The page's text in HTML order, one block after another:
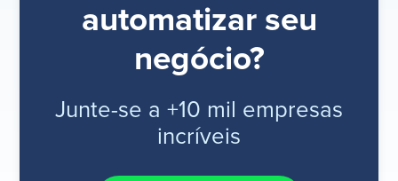
automatizar seu
negócio?
Junte-se a +10 mil empresas
incríveis